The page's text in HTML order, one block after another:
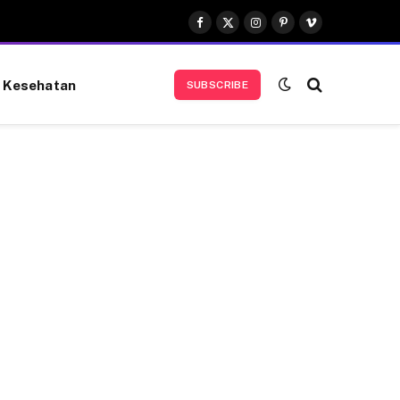
Facebook
X
(Twitter)
Instagram
Pinterest
Vimeo
Kesehatan SUBSCRIBE